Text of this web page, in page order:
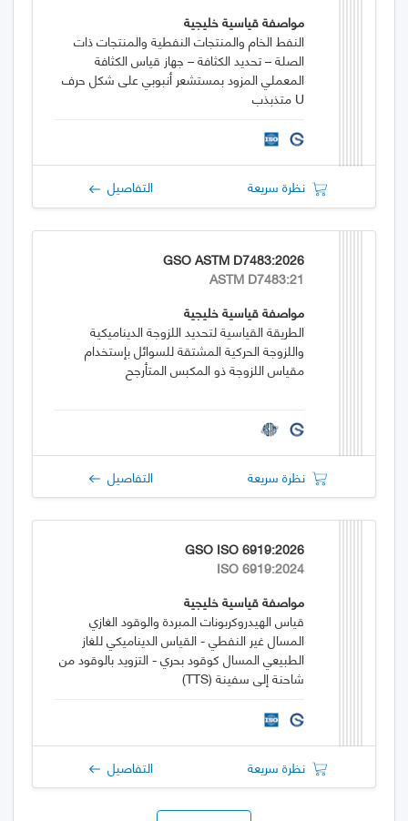
مواصفة قياسية خليجية
النفط الخام والمنتجات النفطية والمنتجات ذات
الصلة – تحديد الكثافة – جهاز قياس الكثافة
المعملي المزود بمستشعر أنبوبي على شكل حرف
U متذبذب
نظرة سريعة التفاصيل
GSO ASTM D7483:2026
ASTM D7483:21
مواصفة قياسية خليجية
الطريقة القياسية لتحديد اللزوجة الديناميكية
واللزوجة الحركية المشتقة للسوائل بإستخدام
مقياس اللزوجة ذو المكبس المتأرجح
نظرة سريعة التفاصيل
GSO ISO 6919:2026
ISO 6919:2024
مواصفة قياسية خليجية
قياس الهيدروكربونات المبردة والوقود الغازي
المسال غير النفطي - القياس الديناميكي للغاز
الطبيعي المسال كوقود بحري - التزويد بالوقود من
شاحنة إلى سفينة (TTS)
نظرة سريعة التفاصيل